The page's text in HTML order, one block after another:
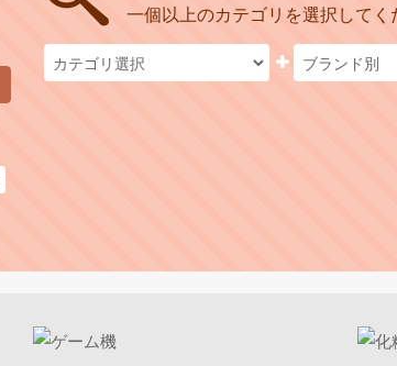
一個以上のカテゴリを選択して